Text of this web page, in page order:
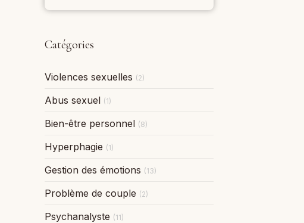
Catégories
Violences sexuelles (2)
Abus sexuel (1)
Bien-être personnel (8)
Hyperphagie (1)
Gestion des émotions (13)
Problème de couple (2)
Psychanalyste (11)